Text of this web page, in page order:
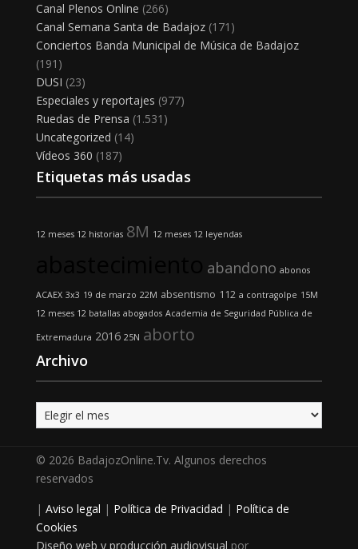
Canal Plenos Online (266)
Canal Semana Santa de Badajoz(171)
Conciertos Banda Municipal de Música de Badajoz
(191)
DUSI (23)
Especiales y reportajes (977)
Ruedas de Prensa (1.531)
Uncategorized (14)
Vídeos 360 (187)
Etiquetas más usadas
12 meses 12 historias 8M 12 meses 12 leyendas
abandono abonos
ACAEX 3x3 19 de marzo 22M absentismo 112 a contragolpe 15M
12 meses 12 batallas abogados Academia de Seguridad Pública de
Extremadura 2016 25N aborto
Archivo
Archivo
© 2026 BadajozOnline.Tv. Algunos derechos
reservados
| Aviso legal | Política de Privacidad | Política de
Cookies
Diseño web y producción audiovisual por